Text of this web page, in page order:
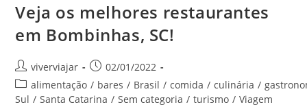
Veja os melhores restaurantes
em Bombinhas, SC!
Autor
do
post:
viverviajar
Post
publicado:
02/01/2022
Categoria
do
alimentação / bares / Brasil / comida / culinária /
Sul / Santa Catarina / Sem categoria / turismo / Viagem